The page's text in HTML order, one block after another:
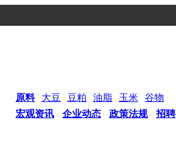
原料 大豆 豆粕 油脂 玉米
谷物
宏观资讯
企业动态 政策法规 招聘